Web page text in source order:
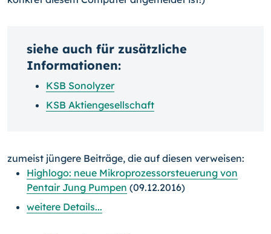
siehe auch für zusätzliche
Informationen:
KSB Sonolyzer
KSB Aktiengesellschaft
zumeist jüngere Beiträge, die auf diesen verweisen:
Highlogo: neue Mikroprozessorsteuerung von
Pentair Jung Pumpen (09.12.2016)
weitere Details...